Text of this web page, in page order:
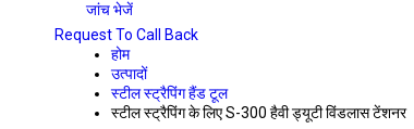
जांच भेजें
Request To Call Back
होम
उत्पादों
स्टील स्ट्रैपिंग हैंड टूल
स्टील स्ट्रैपिंग के लिए S-300 हैवी ड्यूटी विंडलास टेंशनर